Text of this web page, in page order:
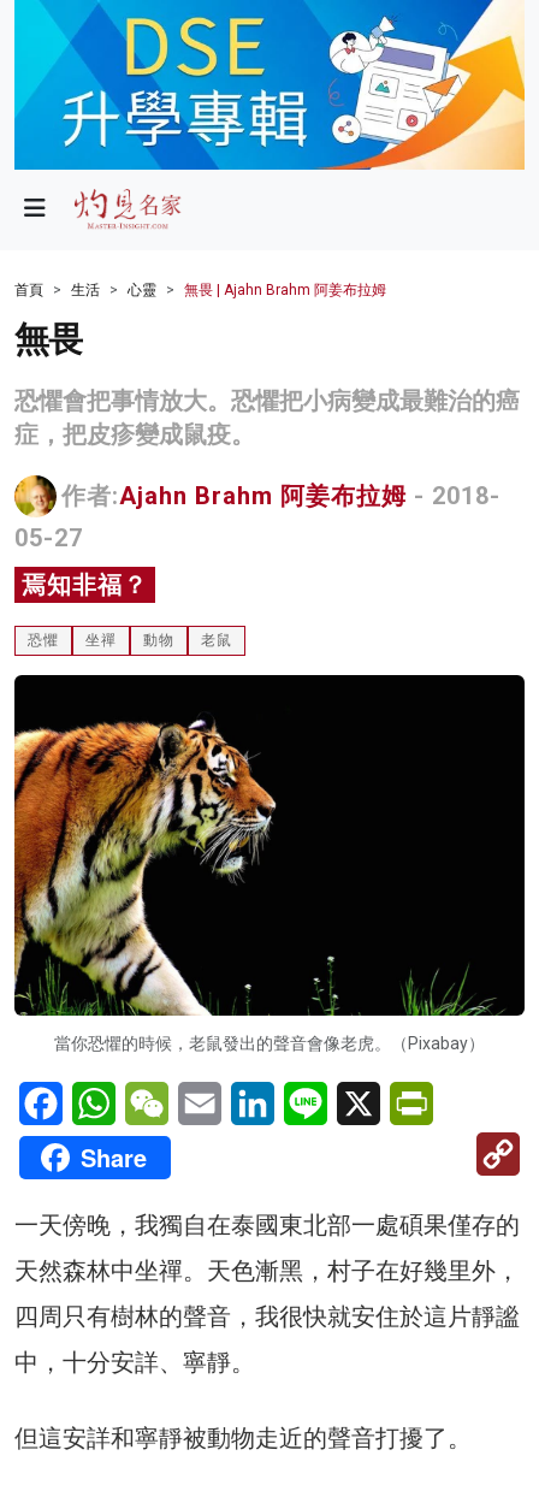
政局
財經
生活
商業
科技
影片
名家榜
灼見活動
關於我們
首頁 生活 心靈 無畏 | Ajahn Brahm 阿姜布拉姆
無畏
恐懼會把事情放大。恐懼把小病變成最難治的癌
症，把皮疹變成鼠疫。
作者:Ajahn Brahm 阿姜布拉姆 - 2018-
05-27
焉知非福？
恐懼 坐禪 動物 老鼠
當你恐懼的時候，老鼠發出的聲音會像老虎。（Pixabay）
FacebookWhatsAppWeChatEmail LinkedInLine X
Share
一天傍晚，我獨自在泰國東北部一處碩果僅存的
天然森林中坐禪。天色漸黑，村子在好幾里外，
四周只有樹林的聲音，我很快就安住於這片靜謐
中，十分安詳、寧靜。
但這安詳和寧靜被動物走近的聲音打擾了。